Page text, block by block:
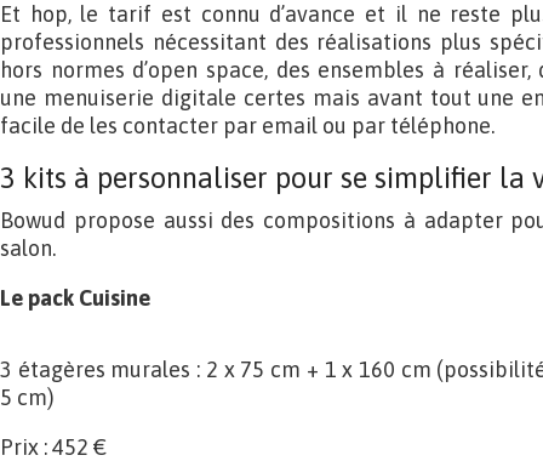
Et hop, le tarif est connu d’avance et il ne reste
professionnels nécessitant des réalisations plus
hors normes d’open space, des ensembles à
une menuiserie digitale certes mais avant tout une
facile de les contacter par email ou par téléphone.
3 kits à personnaliser pour se simplifier la
Bowud propose aussi des compositions à adapter
salon.
Le pack Cuisine
3 étagères murales : 2 x 75 cm + 1 x 160 cm
5 cm)
Prix : 452 €